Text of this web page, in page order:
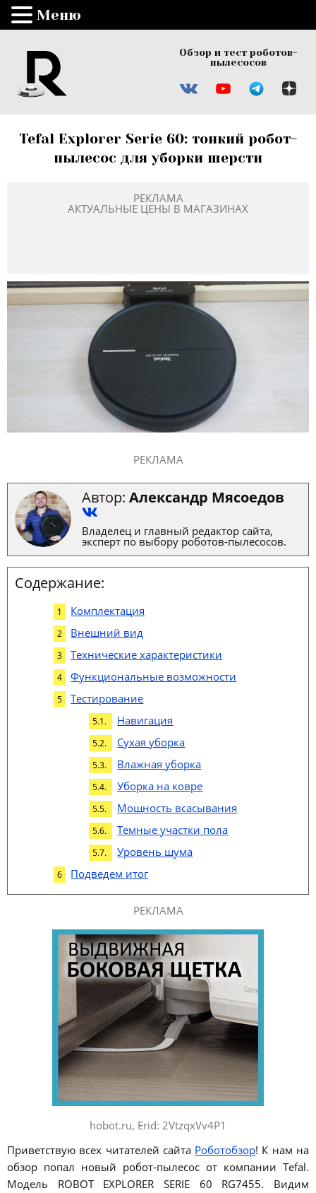
Обзор и тест роботов-
пылесосов
Tefal Explorer Serie 60: тонкий робот-
пылесос для уборки шерсти
РЕКЛАМА
АКТУАЛЬНЫЕ ЦЕНЫ В МАГАЗИНАХ
РЕКЛАМА
Автор: Александр Мясоедов
Владелец и главный редактор сайта,
эксперт по выбору роботов-пылесосов.
Содержание:
Комплектация
Внешний вид
Технические характеристики
Функциональные возможности
Тестирование
Навигация
Сухая уборка
Влажная уборка
Уборка на ковре
Мощность всасывания
Темные участки пола
Уровень шума
Подведем итог
РЕКЛАМА
hobot.ru, Erid: 2VtzqxVv4P1
Приветствую всех читателей сайта Роботобзор! К нам на
обзор попал новый робот-пылесос от компании Tefal.
Модель ROBOT EXPLORER SERIE 60 RG7455. Видим
Меню